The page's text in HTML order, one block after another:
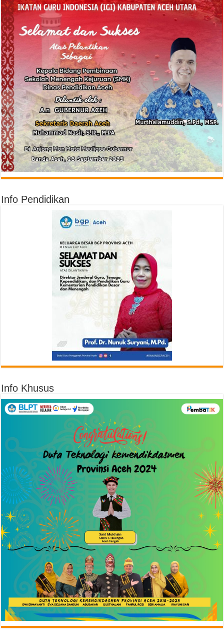
Info Pendidikan
Info Khusus